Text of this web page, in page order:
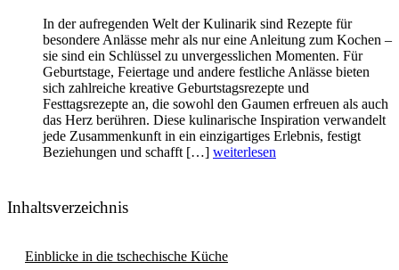
In der aufregenden Welt der Kulinarik sind Rezepte für
besondere Anlässe mehr als nur eine Anleitung zum Kochen –
sie sind ein Schlüssel zu unvergesslichen Momenten. Für
Geburtstage, Feiertage und andere festliche Anlässe bieten
sich zahlreiche kreative Geburtstagsrezepte und
Festtagsrezepte an, die sowohl den Gaumen erfreuen als auch
das Herz berühren. Diese kulinarische Inspiration verwandelt
jede Zusammenkunft in ein einzigartiges Erlebnis, festigt
Beziehungen und schafft […] weiterlesen
Inhaltsverzeichnis
Einblicke in die tschechische Küche